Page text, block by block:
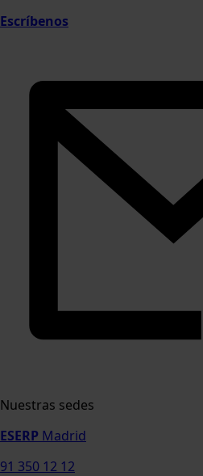
Escríbenos
Nuestras sedes
ESERP Madrid
91 350 12 12